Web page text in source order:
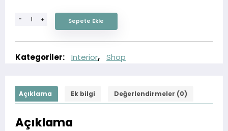
- + Sepete Ekle
Kategoriler: Interior, Shop
Açıklama Ek bilgi Değerlendirmeler (0)
Açıklama